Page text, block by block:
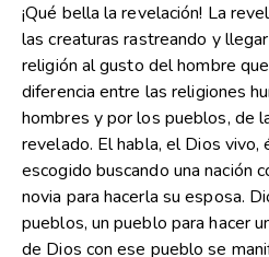
¡Qué bella la revelación! La
las creaturas rastreando y
religión al gusto del hombre
diferencia entre las religiones
hombres y por los pueblos, de
revelado. El habla, el Dios
escogido buscando una nación
novia para hacerla su esposa.
pueblos, un pueblo para hacer
de Dios con ese pueblo se